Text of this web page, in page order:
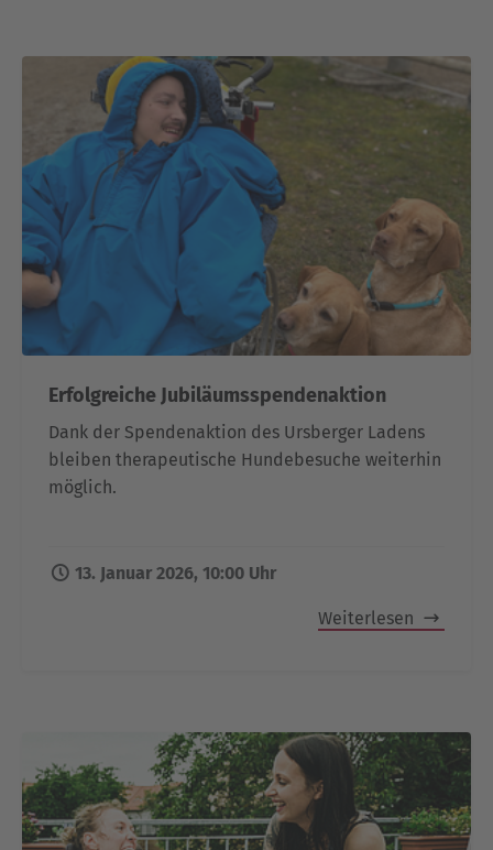
Erfolgreiche Jubiläumsspendenaktion
Dank der Spendenaktion des Ursberger Ladens
bleiben therapeutische Hundebesuche weiterhin
möglich.
13. Januar 2026, 10:00 Uhr
Weiterlesen